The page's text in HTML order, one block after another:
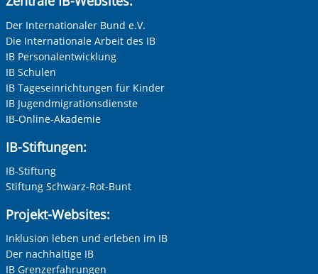
Der Internationaler Bund e.V.
Die Internationale Arbeit des IB
IB Personalentwicklung
IB Schulen
IB Tageseinrichtungen für Kinder
IB Jugendmigrationsdienste
IB-Online-Akademie
IB-Stiftungen:
IB-Stiftung
Stiftung Schwarz-Rot-Bunt
Projekt-Websites:
Inklusion leben und erleben im IB
Der nachhaltige IB
IB Grenzerfahrungen